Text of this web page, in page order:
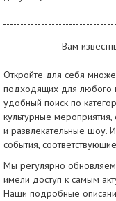
Вам
Откройте для себя
подходящих для любого
удобный поиск по
культурные
и развлекательные шоу.
события,
Мы регулярно
имели доступ к самым
Наши подробные